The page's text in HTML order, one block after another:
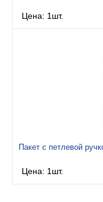
Цена: 1шт.
Пакет с петлевой
Цена: 1шт.